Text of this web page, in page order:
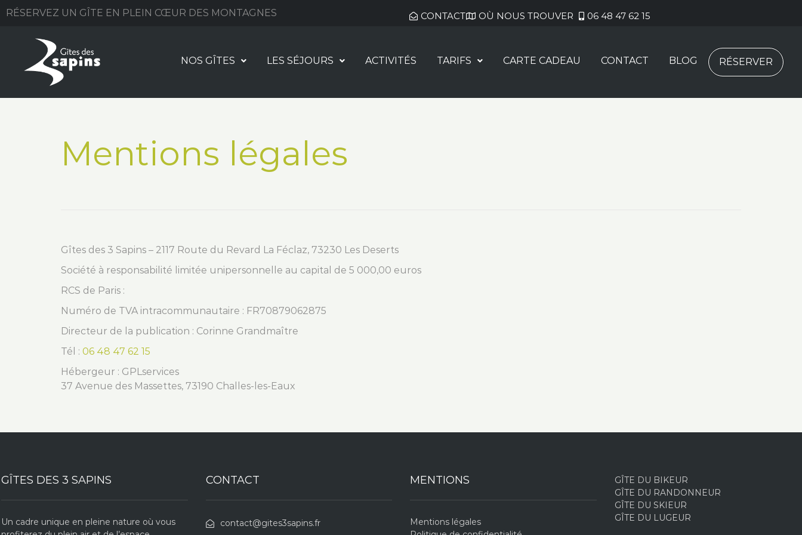
RÉSERVEZ UN GÎTE EN PLEIN CŒUR DES MONTAGNES CONTACT OÙ NOUS TROUVER 06 48 47 62 15
NOS GÎTES LES SÉJOURS ACTIVITÉS TARIFS CARTE CADEAU CONTACT BLOG RÉSERVER
Mentions légales
Gîtes des 3 Sapins – 2117 Route du Revard La Féclaz, 73230 Les Deserts
Société à responsabilité limitée unipersonnelle au capital de 5 000,00 euros
RCS de Paris :
Numéro de TVA intracommunautaire : FR70879062875
Directeur de la publication : Corinne Grandmaître
Tél : 06 48 47 62 15
Hébergeur : GPLservices
37 Avenue des Massettes, 73190 Challes-les-Eaux
GÎTES DES 3 SAPINS
Un cadre unique en pleine nature où vous
CONTACT
contact@gites3sapins.fr
MENTIONS
Mentions légales
GÎTE DU BIKEUR
GÎTE DU RANDONNEUR
GÎTE DU SKIEUR
GÎTE DU LUGEUR